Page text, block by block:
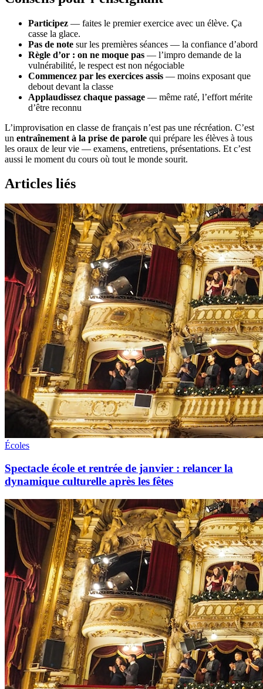
Participez — faites le premier exercice avec un élève. Ça
casse la glace.
Pas de note sur les premières séances — la confiance d’abord
Règle d’or : on ne moque pas — l’impro demande de la
vulnérabilité, le respect est non négociable
Commencez par les exercices assis — moins exposant que
debout devant la classe
Applaudissez chaque passage — même raté, l’effort mérite
d’être reconnu
L’improvisation en classe de français n’est pas une récréation. C’est
un entraînement à la prise de parole qui prépare les élèves à tous
les oraux de leur vie — examens, entretiens, présentations. Et c’est
aussi le moment du cours où tout le monde sourit.
Articles liés
Écoles
Spectacle école et rentrée de janvier : relancer la
dynamique culturelle après les fêtes